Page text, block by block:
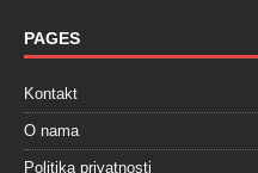
PAGES
Kontakt
O nama
Politika privatnosti